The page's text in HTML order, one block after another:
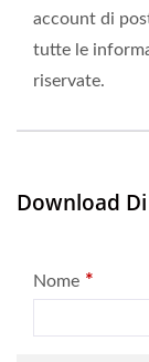
account di
tutte le
riservate.
Download
Nome *